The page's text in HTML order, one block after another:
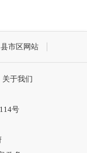
县市区网站
关于我们
号